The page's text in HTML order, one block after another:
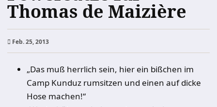
Thomas de Maizière
Feb. 25, 2013
„Das muß herrlich sein, hier ein bißchen im
Camp Kunduz rumsitzen und einen auf dicke
Hose machen!“